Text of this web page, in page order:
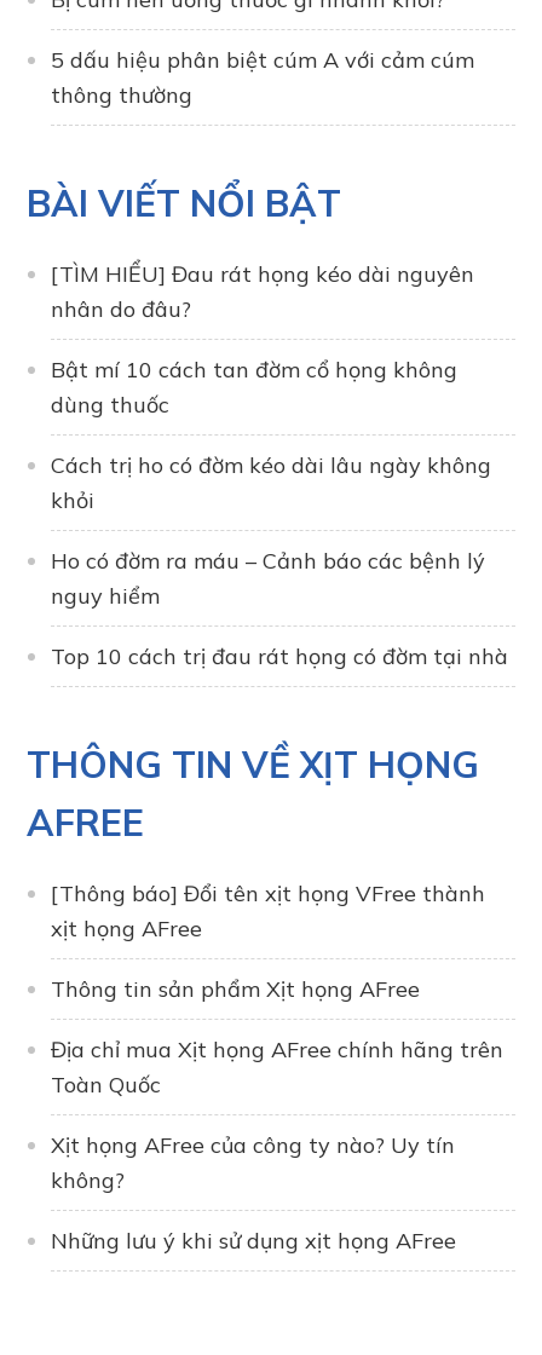
5 dấu hiệu phân biệt cúm A với cảm cúm
thông thường
BÀI VIẾT NỔI BẬT
[TÌM HIỂU] Đau rát họng kéo dài nguyên
nhân do đâu?
Bật mí 10 cách tan đờm cổ họng không
dùng thuốc
Cách trị ho có đờm kéo dài lâu ngày không
khỏi
Ho có đờm ra máu – Cảnh báo các bệnh lý
nguy hiểm
Top 10 cách trị đau rát họng có đờm tại nhà
THÔNG TIN VỀ XỊT HỌNG
AFREE
[Thông báo] Đổi tên xịt họng VFree thành
xịt họng AFree
Thông tin sản phẩm Xịt họng AFree
Địa chỉ mua Xịt họng AFree chính hãng trên
Toàn Quốc
Xịt họng AFree của công ty nào? Uy tín
không?
Những lưu ý khi sử dụng xịt họng AFree